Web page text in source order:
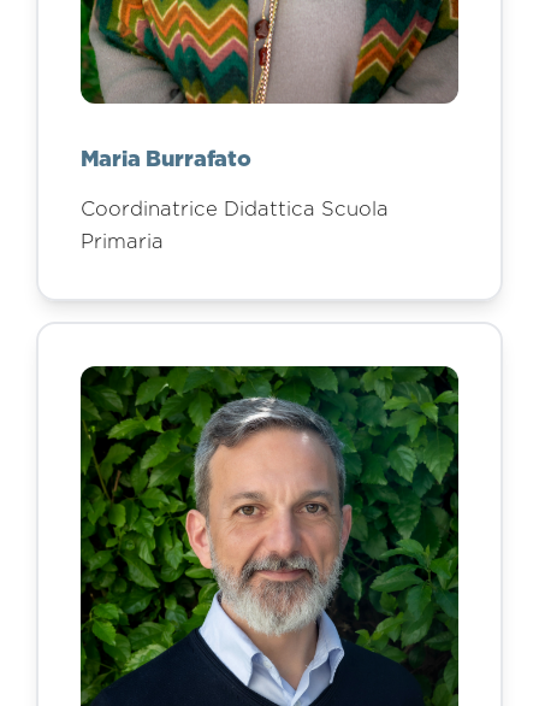
Maria Burrafato
Coordinatrice Didattica Scuola
Primaria